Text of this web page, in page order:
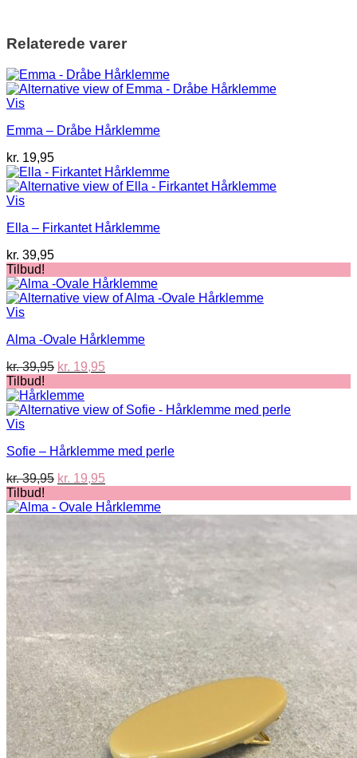
Relaterede varer
Vis
Emma – Dråbe Hårklemme
kr. 19,95
Vis
Ella – Firkantet Hårklemme
kr. 39,95
Tilbud!
Vis
Alma -Ovale Hårklemme
kr.39,95 Den
pris
var:
kr. 19,95
er:
Tilbud!
Vis
Sofie – Hårklemme med perle
kr.39,95 Den
pris
kr. 19,95
pris
kr. 19,95.
Tilbud!